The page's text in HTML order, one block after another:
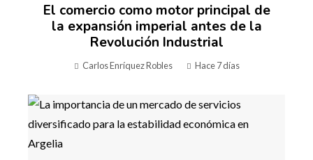
El comercio como motor principal de
la expansión imperial antes de la
Revolución Industrial
Carlos Enríquez Robles Hace 7 días